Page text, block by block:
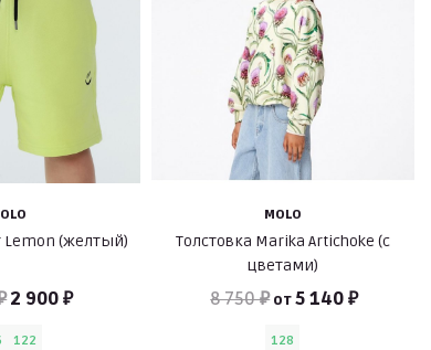
Lemon (желтый)
2 900 ₽
122
MOLO
Толстовка Marika Artichoke (с
цветами)
8 750 ₽ от5 140 ₽
128